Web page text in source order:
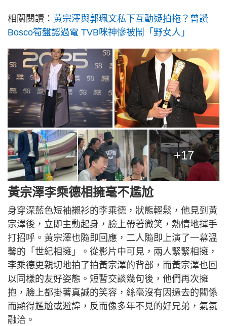
相關閱讀： 黃宗澤與郭珮文私下互動疑拍拖？曾讚
Bosco筍盤認過電 TVB咪神慘被鬧「野女人」
+17
黃宗澤李乘德相擁毫不尷尬
身穿深藍色短袖襯衫的李乘德，狀態輕鬆，他見到黃
宗澤後，立即主動起身，臉上帶著微笑，熱情地揮手
打招呼。黃宗澤也隨即回應，二人隨即上演了一幕溫
馨的「世紀相擁」。從影片中可見，兩人緊緊相擁，
李乘德更親切地拍了拍黃宗澤的背部，而黃宗澤也回
以同樣的友好姿態。短暫交談幾句後，他們再次擁
抱，臉上都掛著真誠的笑容，絲毫沒有因過去的關係
而顯得尷尬或避諱，反而像多年不見的好兄弟，氣氛
融洽。